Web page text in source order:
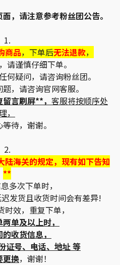
，请注意参考粉丝团公告。
1.
商品，下单后无法退款，
请谨慎仔细下单。
何疑问，请咨询粉丝团。
，请咨询官网客服。
言刷屏**， 客服将按顺序处
，
待，谢谢。
2.
海关的规定，现有如下告知
**
多次下单时，
发货且收货时间会有差异!
效，重复下单，
单及以上时，
收货信息，
证号、电话、地址 等
更换，谢谢！